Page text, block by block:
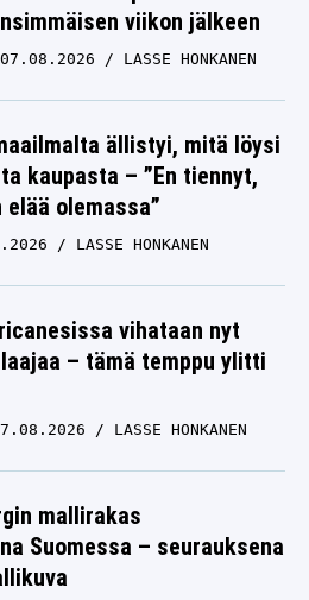
viikon jälkeen
07.08.2026 LASSE HONKANEN
ällistyi, mitä löysi
kaupasta – ”En tiennyt,
olemassa”
LASSE HONKANEN
vihataan nyt
– tämä temppu ylitti
LASSE HONKANEN
mallirakas
Suomessa – seurauksena